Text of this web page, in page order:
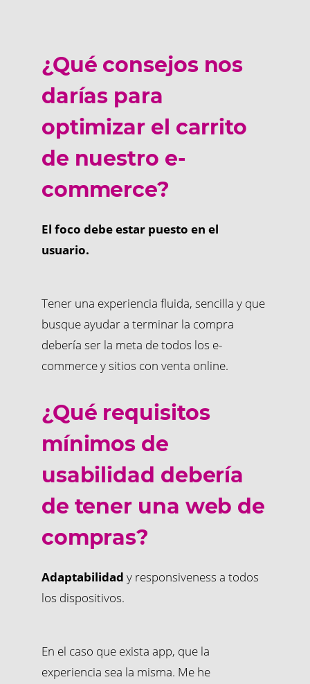
¿Qué consejos nos
darías para
optimizar el carrito
de nuestro e-
commerce?
El foco debe estar puesto en el
usuario.
Tener una experiencia fluida, sencilla y que
busque ayudar a terminar la compra
debería ser la meta de todos los e-
commerce y sitios con venta online.
¿Qué requisitos
mínimos de
usabilidad debería
de tener una web de
compras?
Adaptabilidad y responsiveness a todos
los dispositivos.
En el caso que exista app, que la
experiencia sea la misma. Me he